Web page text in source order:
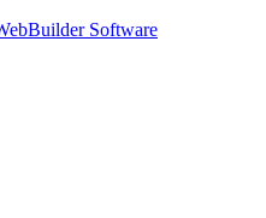
Software